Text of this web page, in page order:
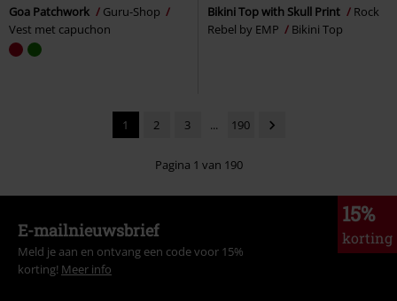
Goa Patchwork
Guru-Shop
Vest met capuchon
Bikini Top with Skull Print
Rock
Rebel by EMP
Bikini Top
1 2 3 ... 190
Pagina 1 van 190
15%
korting
E-mailnieuwsbrief
Meld je aan en ontvang een code voor 15%
korting! Meer info